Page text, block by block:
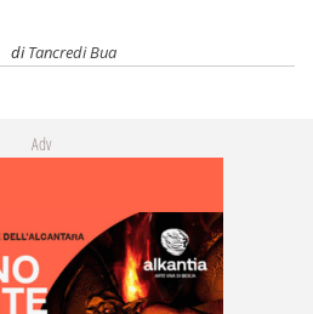
diTancredi Bua
Adv